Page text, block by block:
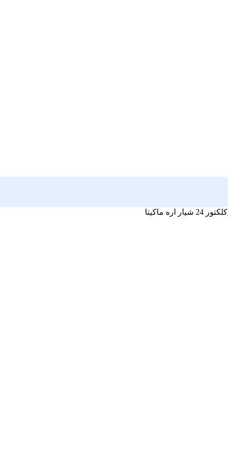
کلکتور 24 شیار اره ماکیتا